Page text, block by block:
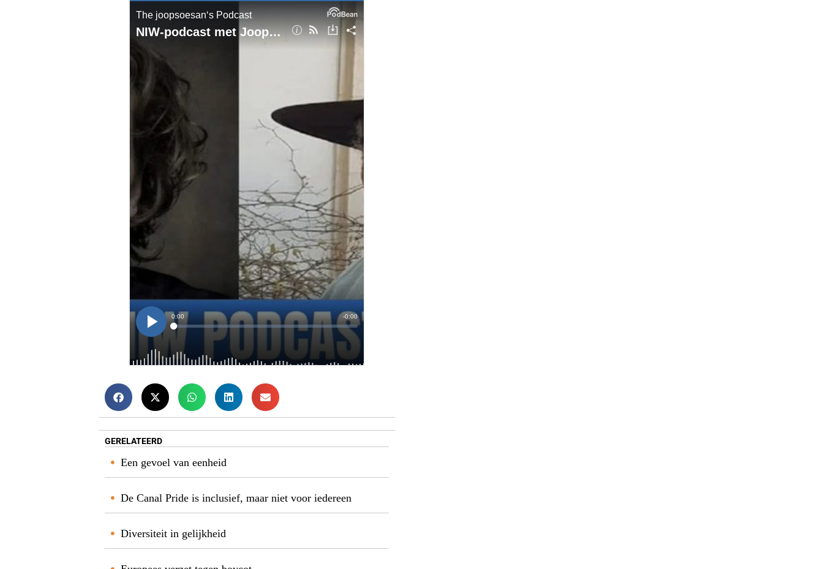
GERELATEERD
Een gevoel van eenheid
De Canal Pride is inclusief, maar niet voor iedereen
Diversiteit in gelijkheid